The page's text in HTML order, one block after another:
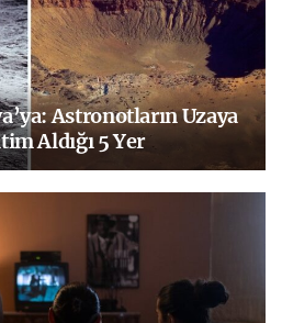
Astronotların Uzaya
Aldığı 5 Yer